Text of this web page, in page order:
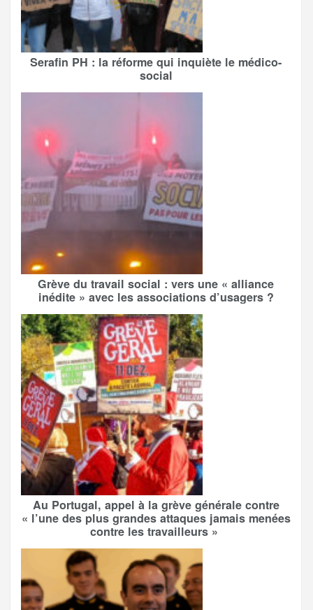
Serafin PH : la réforme qui inquiète le médico-
social
Grève du travail social : vers une « alliance
inédite » avec les associations d’usagers ?
Au Portugal, appel à la grève générale contre
« l’une des plus grandes attaques jamais menées
contre les travailleurs »